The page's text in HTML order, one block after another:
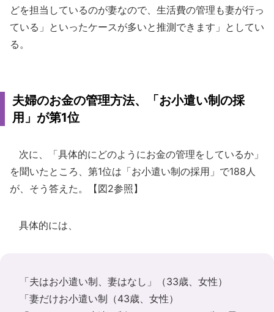
どを担当しているのが妻なので、生活費の管理も妻が行っ
ている」といったケースが多いと推測できます」としてい
る。
夫婦のお金の管理方法、「お小遣い制の採
用」が第1位
次に、「具体的にどのようにお金の管理をしているか」
を聞いたところ、第1位は「お小遣い制の採用」で188人
が、そう答えた。【図2参照】
具体的には、
「夫はお小遣い制、妻はなし」（33歳、女性）
「妻だけお小遣い制（43歳、女性）